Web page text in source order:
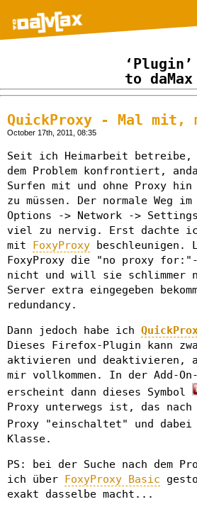
‘Plugin’
to daMax
QuickProxy - Mal mit,
October 17th, 2011, 08:35
Seit ich Heimarbeit betreibe,
dem Problem konfrontiert,
Surfen mit und ohne Proxy
zu müssen. Der normale Weg
Options -> Network ->
viel zu nervig. Erst dachte
mit FoxyProxy beschleunigen.
FoxyProxy die "no proxy
nicht und will sie schlimmer
Server extra eingegeben
redundancy.
Dann jedoch habe ich
Dieses Firefox-Plugin kann
aktivieren und deaktivieren,
mir vollkommen. In der Add-
erscheint dann dieses Symbol
Proxy unterwegs ist, das nach
Proxy "einschaltet" und dabei
Klasse.
PS: bei der Suche nach dem
ich über FoxyProxy Basic
exakt dasselbe macht...